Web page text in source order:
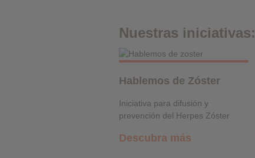
Nuestras iniciativas:
Hablemos de Zóster
Iniciativa para difusión y
prevención del Herpes Zóster
Descubra más
Cookies publicitarias